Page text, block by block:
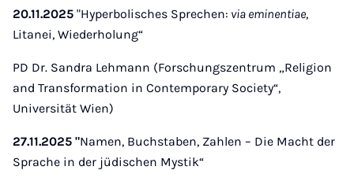
20.11.2025 "Hyperbolisches Sprechen: via eminentiae,
Litanei, Wiederholung“
PD Dr. Sandra Lehmann (Forschungszentrum „Religion
and Transformation in Contemporary Society“,
Universität Wien)
27.11.2025 "Namen, Buchstaben, Zahlen – Die Macht der
Sprache in der jüdischen Mystik“